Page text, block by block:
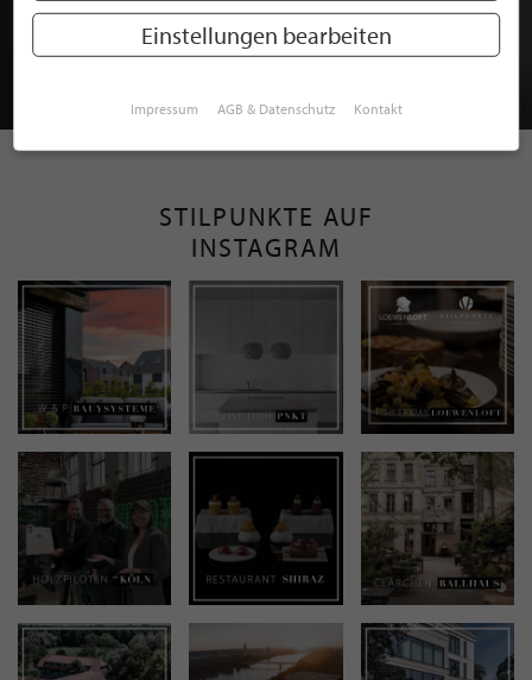
MITGLIEDSCHAFT BEI STILPUNKTE®
STILPUNKTE AUF
INSTAGRAM
Einstellungen bearbeiten
Impressum AGB & Datenschutz Kontakt